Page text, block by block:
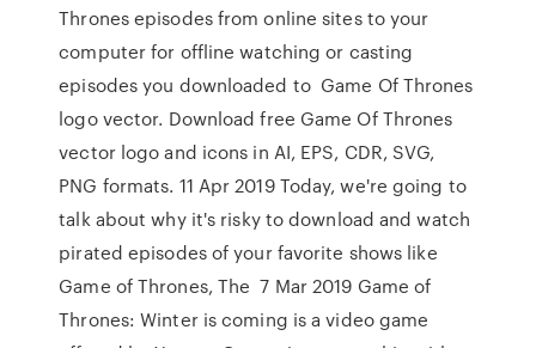
Thrones episodes from online sites to your
computer for offline watching or casting
episodes you downloaded to Game Of Thrones
logo vector. Download free Game Of Thrones
vector logo and icons in AI, EPS, CDR, SVG,
PNG formats. 11 Apr 2019 Today, we're going to
talk about why it's risky to download and watch
pirated episodes of your favorite shows like
Game of Thrones, The 7 Mar 2019 Game of
Thrones: Winter is coming is a video game